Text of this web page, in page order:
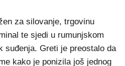
za silovanje, trgovinu
te sjedi u rumunjskom
suđenja. Greti je preostalo da
kako je ponizila još jednog